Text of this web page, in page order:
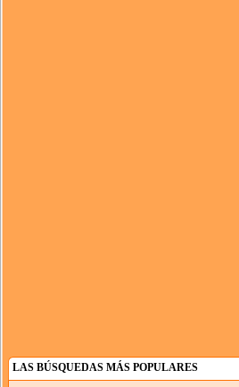
LAS BÚSQUEDAS MÁS POPULARES